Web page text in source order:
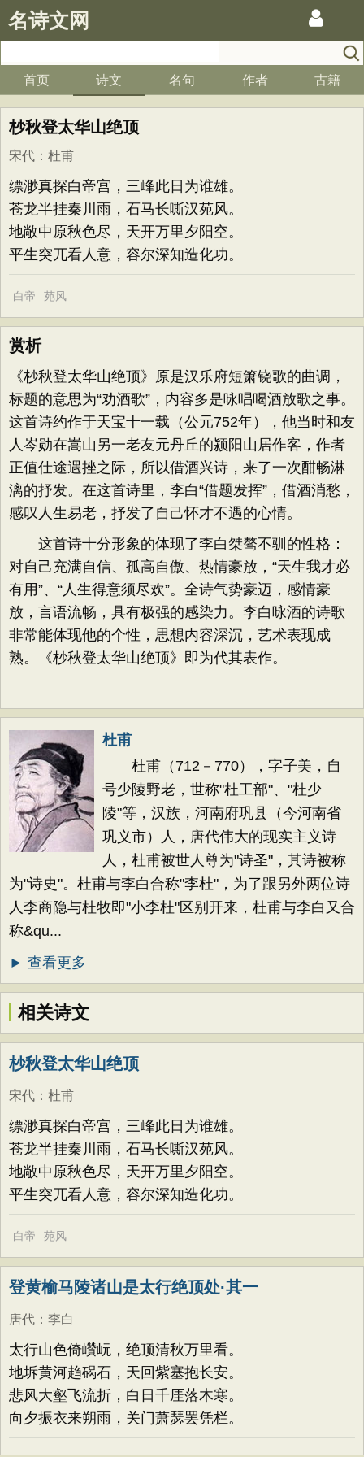
名诗文网
首页 诗文 名句 作者 古籍
杪秋登太华山绝顶
宋代 ： 杜甫
缥渺真探白帝宫，三峰此日为谁雄。
苍龙半挂秦川雨，石马长嘶汉苑风。
地敞中原秋色尽，天开万里夕阳空。
平生突兀看人意，容尔深知造化功。
白帝 苑风
赏析
《杪秋登太华山绝顶》原是汉乐府短箫铙歌的曲调，
标题的意思为“劝酒歌”，内容多是咏唱喝酒放歌之事。
这首诗约作于天宝十一载（公元752年），他当时和友
人岑勋在嵩山另一老友元丹丘的颍阳山居作客，作者
正值仕途遇挫之际，所以借酒兴诗，来了一次酣畅淋
漓的抒发。在这首诗里，李白“借题发挥”，借酒消愁，
感叹人生易老，抒发了自己怀才不遇的心情。
这首诗十分形象的体现了李白桀骜不驯的性格：
对自己充满自信、孤高自傲、热情豪放，“天生我才必
有用”、“人生得意须尽欢”。全诗气势豪迈，感情豪
放，言语流畅，具有极强的感染力。李白咏酒的诗歌
非常能体现他的个性，思想内容深沉，艺术表现成
熟。《杪秋登太华山绝顶》即为代其表作。
杜甫
杜甫（712－770），字子美，自
号少陵野老，世称"杜工部"、"杜少
陵"等，汉族，河南府巩县（今河南省
巩义市）人，唐代伟大的现实主义诗
人，杜甫被世人尊为"诗圣"，其诗被称
为"诗史"。杜甫与李白合称"李杜"，为了跟另外两位诗
人李商隐与杜牧即"小李杜"区别开来，杜甫与李白又合
称&qu...
► 查看更多
相关诗文
杪秋登太华山绝顶
宋代 ： 杜甫
缥渺真探白帝宫，三峰此日为谁雄。
苍龙半挂秦川雨，石马长嘶汉苑风。
地敞中原秋色尽，天开万里夕阳空。
平生突兀看人意，容尔深知造化功。
白帝 苑风
登黄榆马陵诸山是太行绝顶处·其一
唐代 ： 李白
太行山色倚巑岏，绝顶清秋万里看。
地坼黄河趋碣石，天回紫塞抱长安。
悲风大壑飞流折，白日千厓落木寒。
向夕振衣来朔雨，关门萧瑟罢凭栏。